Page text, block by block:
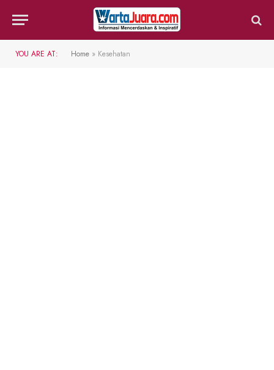
YOU ARE AT: Home » Kesehatan